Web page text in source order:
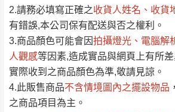
2.請務必填寫正確之收貨人姓名、收貨
有錯誤,本公司保有配送與否之權利。
3.商品顏色可能會因拍攝燈光、電腦解
人觀感等因素,造成實品與網頁上有所
實際收到之商品顏色為準,敬請見諒。
4.此販售商品不含情境圖內之擺設物品
之商品項目為主。
運送地區 運送費用
桃園
Line客服」來信確認商品是
「金額」。
若商品價格或庫存有異常，商
單。部分網路商品恕無法更改原設
見諒！
接單後二日內(不含例假日)，
全部 依評論高至低排列
依評論低至高排列 只顯示附
只顯示附上評論